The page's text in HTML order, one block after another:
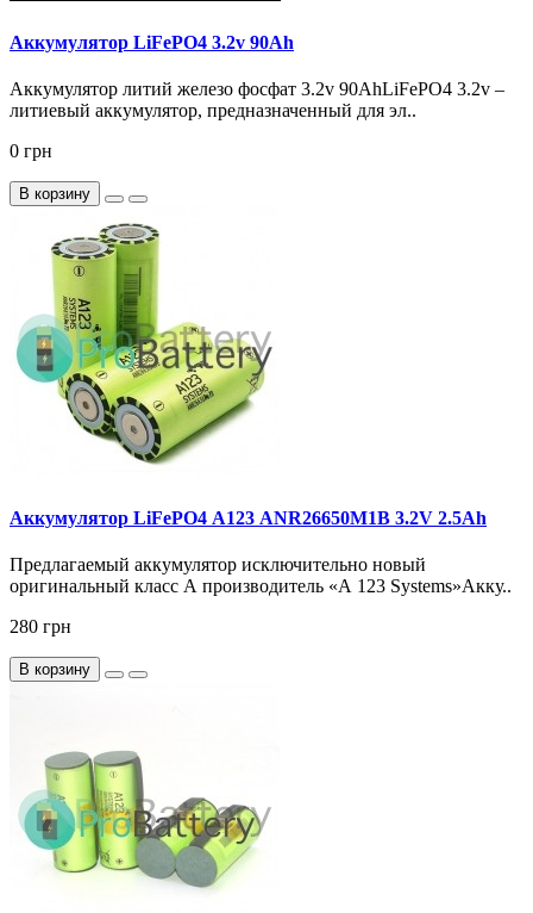
Аккумулятор LiFePO4 3.2v 90Ah
Аккумулятор литий железо фосфат 3.2v 90AhLiFePO4 3.2v –
литиевый аккумулятор, предназначенный для эл..
0 грн
В корзину
Аккумулятор LiFePO4 А123 ANR26650M1B 3.2V 2.5Ah
Предлагаемый аккумулятор исключительно новый
оригинальный класс А производитель «А 123 Systems»Акку..
280 грн
В корзину